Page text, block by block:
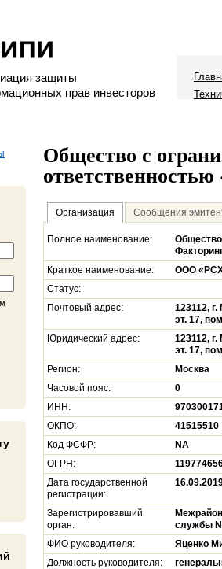
защиты
прав инвесторов
Общество с
Организация Сообщения
Полное наименование:
Краткое наименование:
ООО
Статус:
Почтовый адрес:
123112,
эт. 17,
Юридический адрес:
123112,
эт. 17,
Регион:
Москва
Часовой пояс:
0
ИНН:
ОКПО:
41515510
Код ФСФР:
NA
ОГРН:
Дата государственной
регистрации:
Зарегистрировавший
орган:
службы №
ФИО руководителя:
Яценко
Должность руководителя: